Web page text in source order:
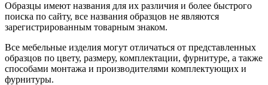
Образцы имеют названия для их различия и более быстрого
поиска по сайту, все названия образцов не являются
зарегистрированным товарным знаком.
Все мебельные изделия могут отличаться от представленных
образцов по цвету, размеру, комплектации, фурнитуре, а также
способами монтажа и производителями комплектующих и
фурнитуры.